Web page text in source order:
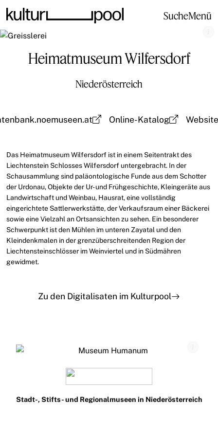
SucheMenü
Heimatmuseum Wilfersdorf
Niederösterreich
Online-Katalog Website
Das Heimatmuseum Wilfersdorf ist in einem Seitentrakt des
Liechtenstein Schlosses Wilfersdorf untergebracht. In der
Schausammlung sind paläontologische Funde aus dem Schotter
der Urdonau, Objekte der Ur- und Frühgeschichte, Kleingeräte aus
Landwirtschaft und Weinbau, Hausrat, eine vollständig
eingerichtete Sattlerwerkstätte, der Verkaufsraum einer Bäckerei
sowie eine Vielzahl an Ortsansichten zu sehen. Ein besonderer
Schwerpunkt ist den Mühlen im unteren Zayatal und den
Kleindenkmalen in der grenzüberschreitenden Region der
Liechtensteinschlösser im Weinviertel und in Südmähren
gewidmet.
Zu den Digitalisaten im Kulturpool
Stadt-, Stifts- und Regionalmuseen in Niederösterreich